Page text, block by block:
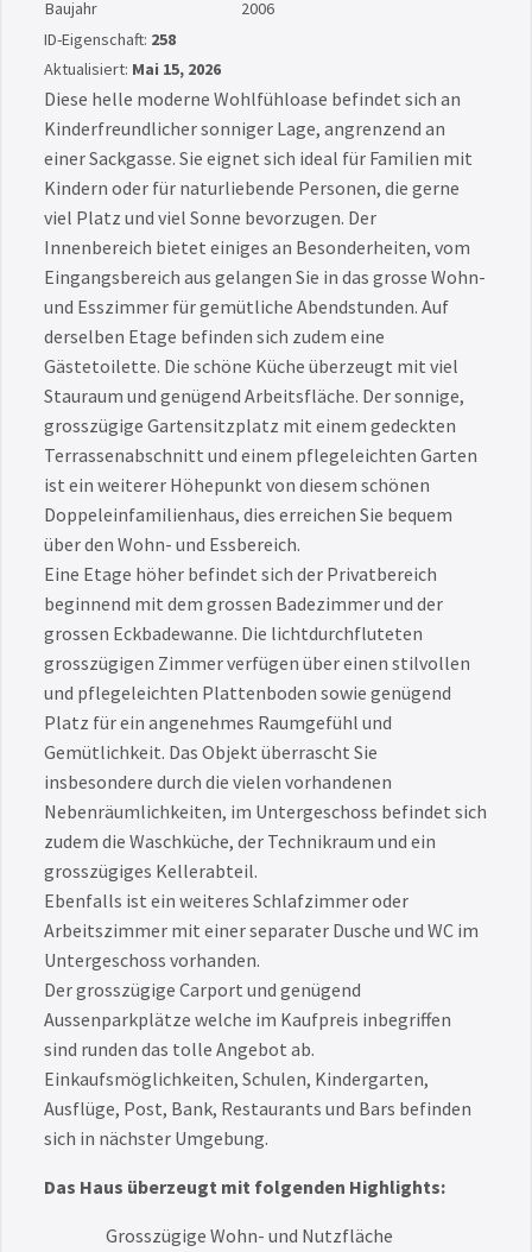
Baujahr
2006
ID-Eigenschaft: 258
Aktualisiert: Mai 15, 2026
Diese helle moderne Wohlfühloase befindet sich an
Kinderfreundlicher sonniger Lage, angrenzend an
einer Sackgasse. Sie eignet sich ideal für Familien mit
Kindern oder für naturliebende Personen, die gerne
viel Platz und viel Sonne bevorzugen. Der
Innenbereich bietet einiges an Besonderheiten, vom
Eingangsbereich aus gelangen Sie in das grosse Wohn-
und Esszimmer für gemütliche Abendstunden. Auf
derselben Etage befinden sich zudem eine
Gästetoilette. Die schöne Küche überzeugt mit viel
Stauraum und genügend Arbeitsfläche. Der sonnige,
grosszügige Gartensitzplatz mit einem gedeckten
Terrassenabschnitt und einem pflegeleichten Garten
ist ein weiterer Höhepunkt von diesem schönen
Doppeleinfamilienhaus, dies erreichen Sie bequem
über den Wohn- und Essbereich.
Eine Etage höher befindet sich der Privatbereich
beginnend mit dem grossen Badezimmer und der
grossen Eckbadewanne. Die lichtdurchfluteten
grosszügigen Zimmer verfügen über einen stilvollen
und pflegeleichten Plattenboden sowie genügend
Platz für ein angenehmes Raumgefühl und
Gemütlichkeit. Das Objekt überrascht Sie
insbesondere durch die vielen vorhandenen
Nebenräumlichkeiten, im Untergeschoss befindet sich
zudem die Waschküche, der Technikraum und ein
grosszügiges Kellerabteil.
Ebenfalls ist ein weiteres Schlafzimmer oder
Arbeitszimmer mit einer separater Dusche und WC im
Untergeschoss vorhanden.
Der grosszügige Carport und genügend
Aussenparkplätze welche im Kaufpreis inbegriffen
sind runden das tolle Angebot ab.
Einkaufsmöglichkeiten, Schulen, Kindergarten,
Ausflüge, Post, Bank, Restaurants und Bars befinden
sich in nächster Umgebung.
Das Haus überzeugt mit folgenden Highlights:
Grosszügige Wohn- und Nutzfläche